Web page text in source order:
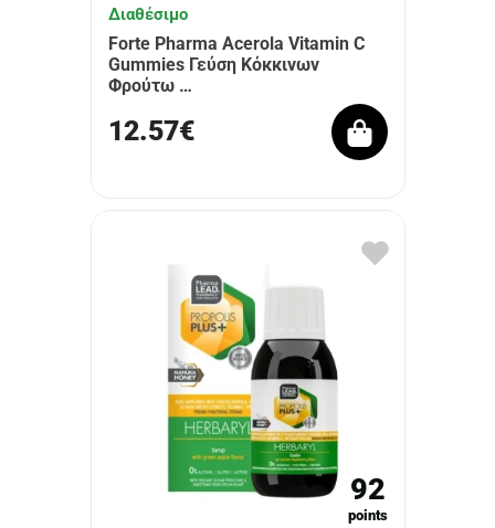
Διαθέσιμο
Forte Pharma Acerola Vitamin C
Gummies Γεύση Κόκκινων
Φρούτω …
12.57€
92
points